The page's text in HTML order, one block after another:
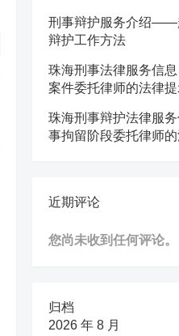
刑事辩护服务介绍——
辩护工作方法
珠海刑事法律服务信
案件委托律师的法律
珠海刑事辩护法律服
事拘留阶段委托律师
近期评论
您尚未收到任何评论。
归档
2026 年 8 月